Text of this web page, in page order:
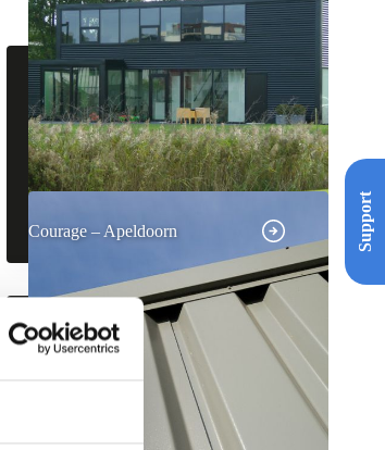
Courage – Apeldoorn Support